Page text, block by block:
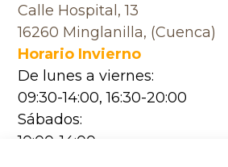
Calle Hospital, 13
16260 Minglanilla, (Cuenca)
Horario Invierno
De lunes a viernes:
09:30-14:00, 16:30-20:00
Sábados:
10:00-14:00